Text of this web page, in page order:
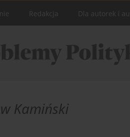
Redakcja Dla autorek i
Kamiński